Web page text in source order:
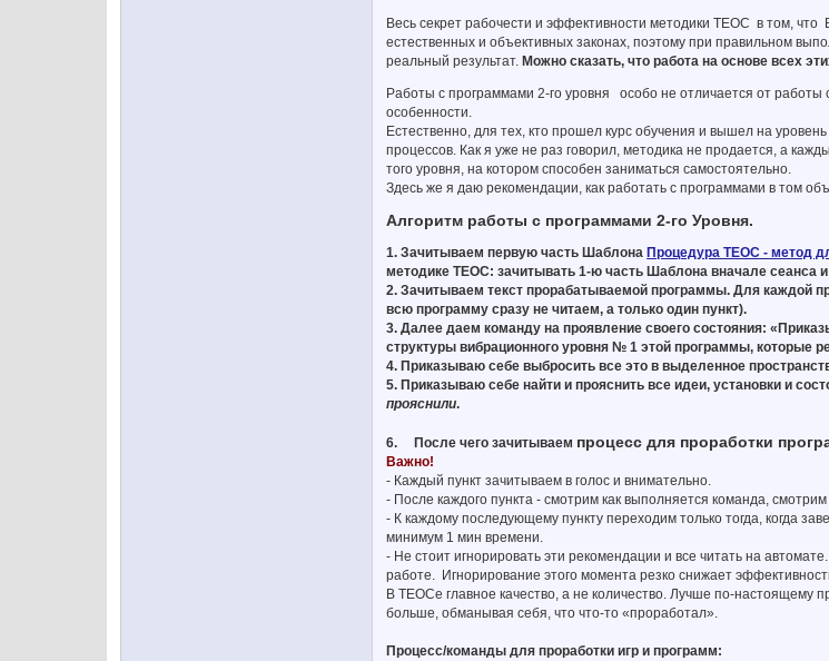
Весь секрет рабочести и эффективности методики ТЕОС в том,
естественных и объективных законах, поэтому при правильном
реальный результат.Можно сказать, что работа на основе всех
Работы с программами 2-го уровня особо не отличается от
особенности.
Естественно, для тех, кто прошел курс обучения и вышел на
процессов. Как я уже не раз говорил, методика не продается, а
того уровня, на котором способен заниматься самостоятельно.
Здесь же я даю рекомендации, как работать с программами в том
Алгоритм работы с программами 2-го Уровня.
1. Зачитываем первую часть Шаблона Процедура ТЕОС - метод
методике ТЕОС: зачитывать 1-ю часть Шаблона вначале сеанса
2. Зачитываем текст прорабатываемой программы. Для каждой
всю программу сразу не читаем, а только один пункт).
3. Далее даем команду на проявление своего состояния:
структуры вибрационного уровня № 1 этой программы, которые
4. Приказываю себе выбросить все это в выделенное
5. Приказываю себе найти и прояснить все идеи, установки и
прояснили.
6. После чего зачитываем процесс для проработки
Важно!
- Каждый пункт зачитываем в голос и внимательно.
- После каждого пункта - смотрим как выполняется команда,
- К каждому последующему пункту переходим только тогда, когда
минимум 1 мин времени.
- Не стоит игнорировать эти рекомендации и все читать на
работе. Игнорирование этого момента резко снижает
В ТЕОСе главное качество, а не количество. Лучше по-настоящему
больше, обманывая себя, что что-то «проработал».
Процесс/команды для проработки игр и программ: